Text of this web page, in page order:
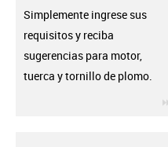
Simplemente ingrese sus
requisitos y reciba
sugerencias para motor,
tuerca y tornillo de plomo.